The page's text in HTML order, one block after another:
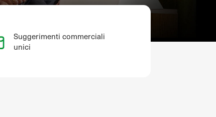
Suggerimenti commerciali
unici